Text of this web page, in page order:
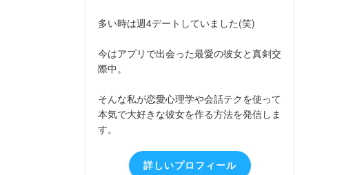
多い時は週4デートしていました(笑)
今はアプリで出会った最愛の彼女と真剣交
際中。
そんな私が恋愛心理学や会話テクを使って
本気で大好きな彼女を作る方法を発信しま
す。
詳しいプロフィール